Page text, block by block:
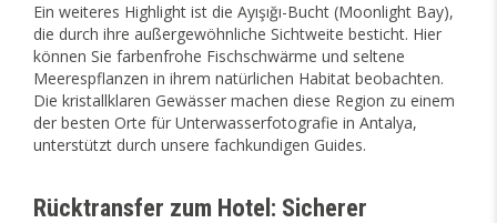
Ein weiteres Highlight ist die Ayışığı-Bucht (Moonlight Bay),
die durch ihre außergewöhnliche Sichtweite besticht. Hier
können Sie farbenfrohe Fischschwärme und seltene
Meerespflanzen in ihrem natürlichen Habitat beobachten.
Die kristallklaren Gewässer machen diese Region zu einem
der besten Orte für Unterwasserfotografie in Antalya,
unterstützt durch unsere fachkundigen Guides.
Rücktransfer zum Hotel: Sicherer